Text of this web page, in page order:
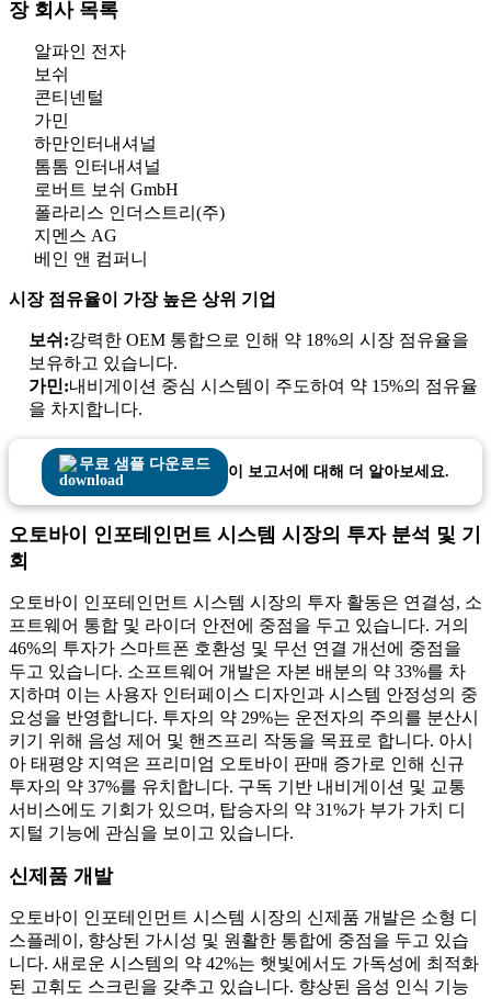
장 회사 목록
알파인 전자
보쉬
콘티넨털
가민
하만인터내셔널
톰톰 인터내셔널
로버트 보쉬 GmbH
폴라리스 인더스트리(주)
지멘스 AG
베인 앤 컴퍼니
시장 점유율이 가장 높은 상위 기업
보쉬:강력한 OEM 통합으로 인해 약 18%의 시장 점유율을
보유하고 있습니다.
가민:내비게이션 중심 시스템이 주도하여 약 15%의 점유율
을 차지합니다.
무료 샘플 다운로드 이 보고서에 대해 더 알아보세요.
오토바이 인포테인먼트 시스템 시장의 투자 분석 및 기
회
오토바이 인포테인먼트 시스템 시장의 투자 활동은 연결성, 소
프트웨어 통합 및 라이더 안전에 중점을 두고 있습니다. 거의
46%의 투자가 스마트폰 호환성 및 무선 연결 개선에 중점을
두고 있습니다. 소프트웨어 개발은 ​​자본 배분의 약 33%를 차
지하며 이는 사용자 인터페이스 디자인과 시스템 안정성의 중
요성을 반영합니다. 투자의 약 29%는 운전자의 주의를 분산시
키기 위해 음성 제어 및 핸즈프리 작동을 목표로 합니다. 아시
아 태평양 지역은 프리미엄 오토바이 판매 증가로 인해 신규
투자의 약 37%를 유치합니다. 구독 기반 내비게이션 및 교통
서비스에도 기회가 있으며, 탑승자의 약 31%가 부가 가치 디
지털 기능에 관심을 보이고 있습니다.
신제품 개발
오토바이 인포테인먼트 시스템 시장의 신제품 개발은 소형 디
스플레이, 향상된 가시성 및 원활한 통합에 중점을 두고 있습
니다. 새로운 시스템의 약 42%는 햇빛에서도 가독성에 최적화
된 고휘도 스크린을 갖추고 있습니다. 향상된 음성 인식 기능